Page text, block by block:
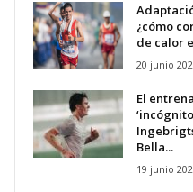
¿cómo
de calor
20 junio
El
Bella...
19 junio